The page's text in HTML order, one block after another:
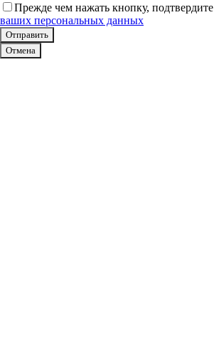
Прежде чем нажать кнопку, подтвердите
ваших персональных данных
Отмена